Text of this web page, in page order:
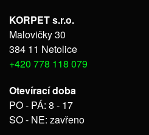
KORPET s.r.o.
Malovičky 30
384 11 Netolice
+420 778 118 079
Otevírací doba
PO - PÁ: 8 - 17
SO - NE: zavřeno